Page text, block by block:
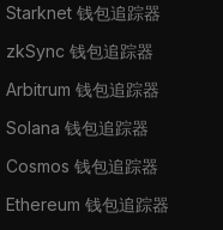
Starknet 钱包追踪器
zkSync 钱包追踪器
Arbitrum 钱包追踪器
Solana 钱包追踪器
Cosmos 钱包追踪器
Ethereum 钱包追踪器